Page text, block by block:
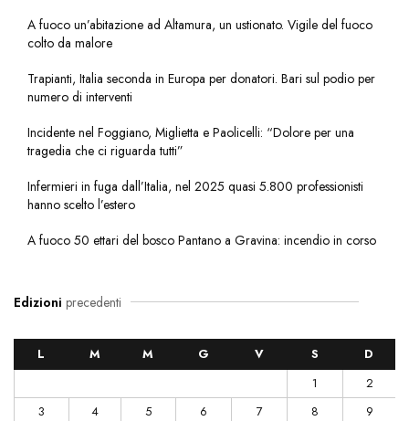
A fuoco un’abitazione ad Altamura, un ustionato. Vigile del fuoco
colto da malore
Trapianti, Italia seconda in Europa per donatori. Bari sul podio per
numero di interventi
Incidente nel Foggiano, Miglietta e Paolicelli: “Dolore per una
tragedia che ci riguarda tutti”
Infermieri in fuga dall’Italia, nel 2025 quasi 5.800 professionisti
hanno scelto l’estero
A fuoco 50 ettari del bosco Pantano a Gravina: incendio in corso
Edizioni precedenti
L M M G V S
D
1
2
3
4 5 6 7 8
9